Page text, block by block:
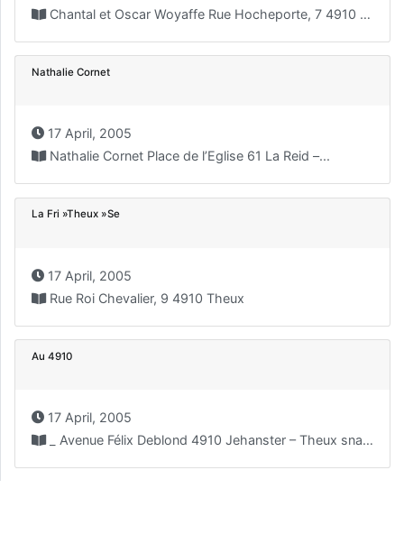
Chantal et Oscar Woyaffe Rue Hocheporte, 7 4910 Theux...
Nathalie Cornet
17 April, 2005
Nathalie Cornet Place de l’Eglise 61 La Reid –...
La Fri »Theux »Se
17 April, 2005
Rue Roi Chevalier, 9 4910 Theux
Au 4910
17 April, 2005
_ Avenue Félix Deblond 4910 Jehanster – Theux snack.4910@hotmail.com